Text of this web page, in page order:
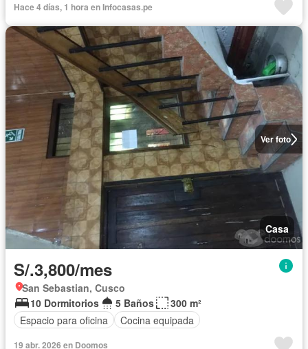
Hace 4 días, 1 hora en Infocasas.pe
Ver foto
Casa
S/.3,800/mes
San Sebastian, Cusco
10 Dormitorios
5 Baños
300 m²
Espacio para oficina
Cocina equipada
19 abr. 2026 en Doomos